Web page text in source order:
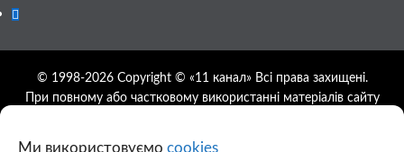
Ми використовуємо cookies
Google
© 1998-2026 Copyright © «11 канал» Всі права захищені.
При повному або частковому використанні матеріалів сайту